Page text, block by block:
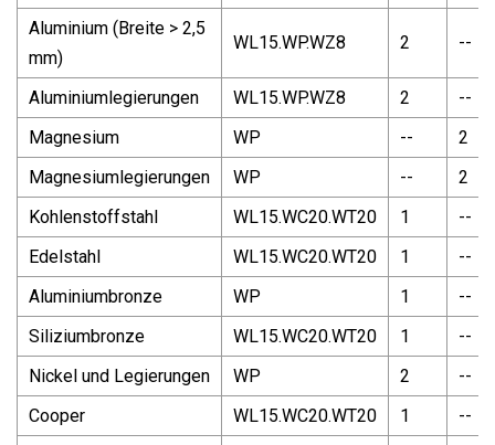
Aluminium (Breite > 2,5
mm)
WL15.WP.WZ8 2 --
Aluminiumlegierungen WL15.WP.WZ8 2
--
Magnesium
WP --
2
Magnesiumlegierungen
WP --
2
Kohlenstoffstahl
WL15.WC20.WT20 1
--
Edelstahl
WL15.WC20.WT20 1
--
Aluminiumbronze
WP 1
--
Siliziumbronze
WL15.WC20.WT20 1
--
Nickel und Legierungen
WP 2
--
Cooper
WL15.WC20.WT20 1
--